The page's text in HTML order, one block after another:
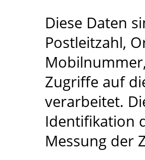
Diese Daten
Postleitzahl,
Zugriffe auf
verarbeitet.
Identifikation
Messung der